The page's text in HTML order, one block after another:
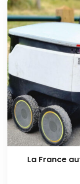
La France